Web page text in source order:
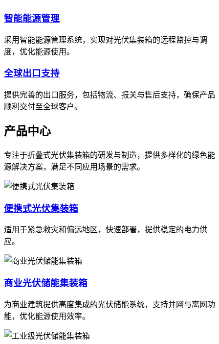
智能能源管理
采用智能能源管理系统，实现对光伏集装箱的远程监控与调
度，优化能源使用。
全球出口支持
提供完善的出口服务，包括物流、报关与售后支持，确保产品
顺利交付至全球客户。
产品中心
专注于折叠式光伏集装箱的研发与制造，提供多样化的绿色能
源解决方案，满足不同应用场景的需求。
便携式光伏集装箱
适用于紧急救灾和偏远地区，快速部署，提供稳定的电力供
应。
商业光伏储能集装箱
为商业建筑提供高度集成的光伏储能系统，支持并网与离网功
能，优化能源使用效率。